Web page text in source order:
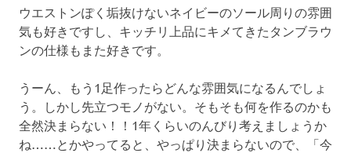
ウエストンぽく垢抜けないネイビーのソール周りの雰囲
気も好きですし、キッチリ上品にキメてきたタンブラウ
ンの仕様もまた好きです。
うーん、もう1足作ったらどんな雰囲気になるんでしょ
う。しかし先立つモノがない。そもそも何を作るのかも
全然決まらない！！1年くらいのんびり考えましょうか
ね……とかやってると、やっぱり決まらないので、「今